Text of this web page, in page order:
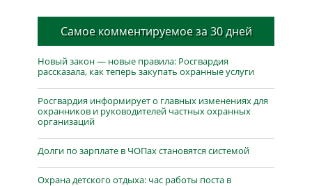
Самое комментируемое за 30 дней
Новый закон — новые правила: Росгвардия
рассказала, как теперь закупать охранные услуги
Росгвардия информирует о главных изменениях для
охранников и руководителей частных охранных
организаций
Долги по зарплате в ЧОПах становятся системой
Охрана детского отдыха: час работы поста в